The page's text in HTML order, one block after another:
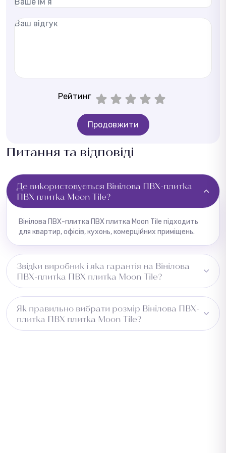
Рейтинг
Продовжити
Питання та відповіді
Де використовується Вінілова ПВХ-плитка
ПВХ плитка Moon Tile?
Вінілова ПВХ-плитка ПВХ плитка Moon Tile підходить
для квартир, офісів, кухонь, комерційних приміщень.
Звідки виробник і яка гарантія на Вінілова
ПВХ-плитка ПВХ плитка Moon Tile?
гарантія від заводу-виробника. Повернення можливе
протягом 14 днів за умови збереження товарного
вигляду.
Як правильно вибрати розмір Вінілова ПВХ-
плитка ПВХ плитка Moon Tile?